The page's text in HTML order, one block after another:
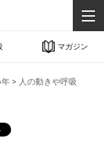
マガジン
> 人の動きや呼吸